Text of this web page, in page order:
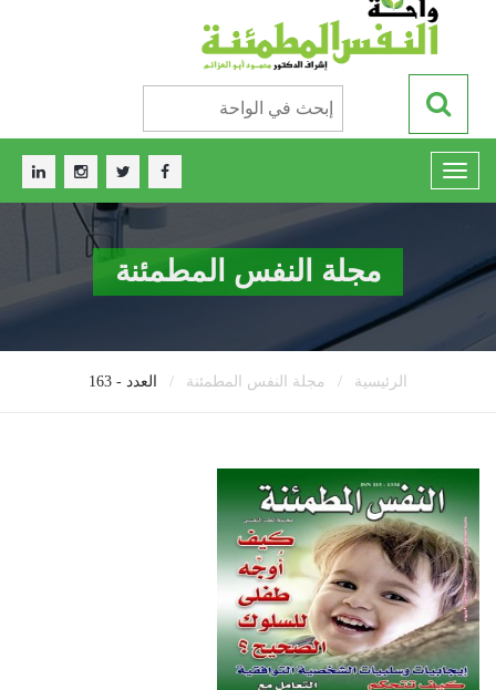
مجلة النفس المطمئنة
الرئيسية / مجلة النفس المطمئنة / العدد - 163